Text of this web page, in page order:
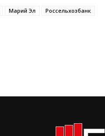
Марий Эл Россельхозбанк